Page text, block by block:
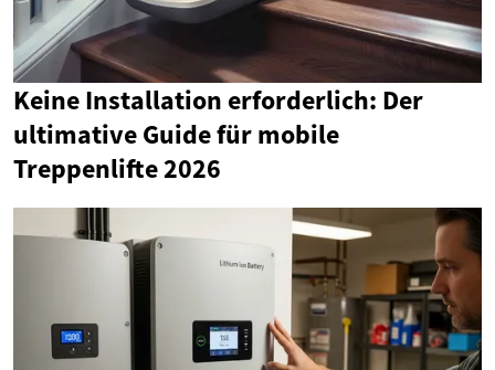
Keine Installation erforderlich: Der
ultimative Guide für mobile
Treppenlifte 2026